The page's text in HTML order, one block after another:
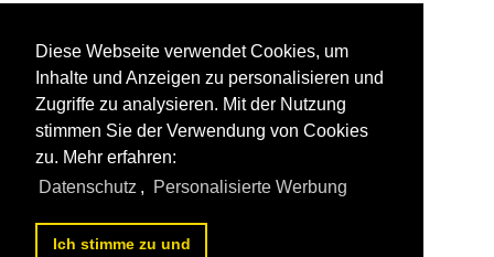
Diese Webseite verwendet Cookies, um
Inhalte und Anzeigen zu personalisieren und
Zugriffe zu analysieren. Mit der Nutzung
stimmen Sie der Verwendung von Cookies
zu. Mehr erfahren:
Datenschutz , Personalisierte Werbung
Ich stimme zu und